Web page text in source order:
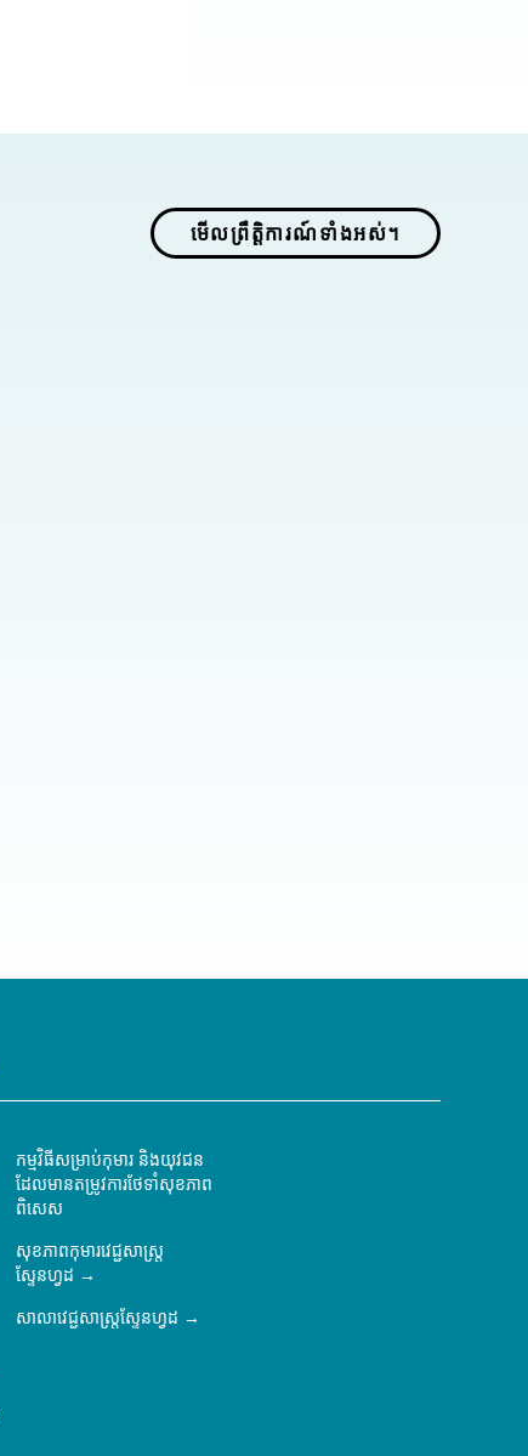
មើលព្រឹត្តិការណ៍ទាំងអស់។
កម្មវិធីសម្រាប់កុមារ និងយុវជន
ដែលមានតម្រូវការថែទាំសុខភាព
ពិសេស
សុខភាពកុមារវេជ្ជសាស្ត្រ
ស្ទែនហ្វដ
សាលាវេជ្ជសាស្ត្រស្ទែនហ្វដ